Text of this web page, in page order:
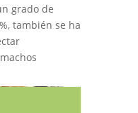
grado de
también se ha